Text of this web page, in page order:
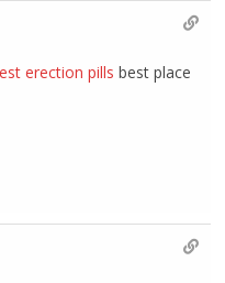
erection pills best place